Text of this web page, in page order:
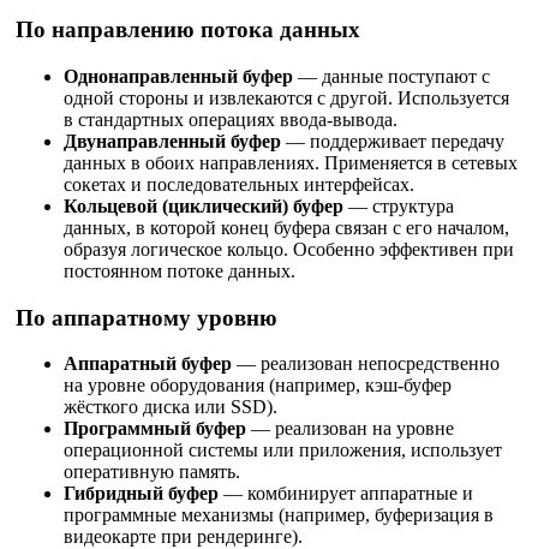
По направлению потока данных
Однонаправленный буфер — данные поступают с
одной стороны и извлекаются с другой. Используется
в стандартных операциях ввода-вывода.
Двунаправленный буфер — поддерживает передачу
данных в обоих направлениях. Применяется в сетевых
сокетах и последовательных интерфейсах.
Кольцевой (циклический) буфер — структура
данных, в которой конец буфера связан с его началом,
образуя логическое кольцо. Особенно эффективен при
постоянном потоке данных.
По аппаратному уровню
Аппаратный буфер — реализован непосредственно
на уровне оборудования (например, кэш-буфер
жёсткого диска или SSD).
Программный буфер — реализован на уровне
операционной системы или приложения, использует
оперативную память.
Гибридный буфер — комбинирует аппаратные и
программные механизмы (например, буферизация в
видеокарте при рендеринге).